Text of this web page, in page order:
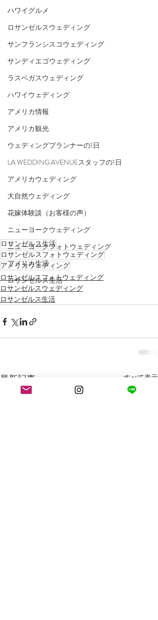
ハワイグルメ
ロサンゼルスウェディング
サンフランシスコウェディング
サンディエゴウェディング
ラスベガスウェディング
ハワイウェディング
アメリカ情報
アメリカ観光
ウェディングプランナーの1日
LA WEDDING AVENUEスタッフの1日
アメリカウェディング
大自然ウェディング
花嫁体験談（お客様の声）
ニューヨークウェディング
ニューヨークフォトウェディング
アメリカ生活
ロサンゼルス生活
ロサンゼルス生活
ロサンゼルスフォトウェディング
アメリカウェディング
ロサンゼルスフォトウェディング
ロサンゼルスウェディング
ロサンゼルス生活
最新記事 すべて表示